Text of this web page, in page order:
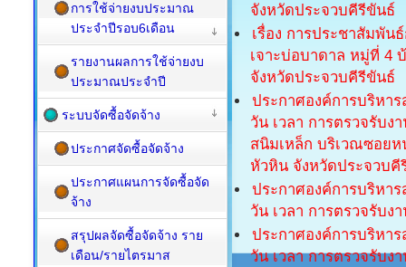
จังหวัดประจวบคีรีขันธ์
เรื่อง การประชาสัมพัน
เจาะบ่อบาดาล หมู่ที่ 4
จังหวัดประจวบคีรีขันธ์
ประกาศองค์การบริหา
วัน เวลา การตรวจรับง
สนิมเหล็ก บริเวณซอยห
หัวหิน จังหวัดประจวบคี
ประกาศองค์การบริหา
วัน เวลา การตรวจรับง
ประกาศองค์การบริหา
วัน เวลา การตรวจรับง
การใช้จ่ายงบประมาณ
ประจำปีรอบ6เดือน
รายงานผลการใช้จ่ายงบ
ประมาณประจำปี
ระบบจัดซื้อจัดจ้าง
ประกาศจัดซื้อจัดจ้าง
ประกาศแผนการจัดซื้อจัด
จ้าง
สรุปผลจัดซื้อจัดจ้าง ราย
เดือน/รายไตรมาส